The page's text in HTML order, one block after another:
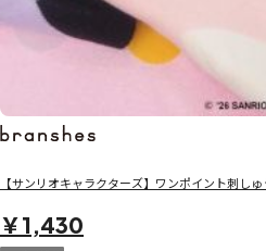
【サンリオキャラクターズ】ワンポイント刺し
￥1,430